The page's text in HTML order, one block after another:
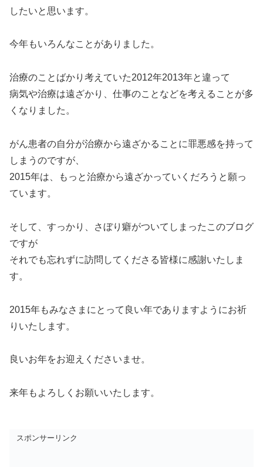
したいと思います。
今年もいろんなことがありました。
治療のことばかり考えていた2012年2013年と違って
病気や治療は遠ざかり、仕事のことなどを考えることが多
くなりました。
がん患者の自分が治療から遠ざかることに罪悪感を持って
しまうのですが、
2015年は、もっと治療から遠ざかっていくだろうと願っ
ています。
そして、すっかり、さぼり癖がついてしまったこのブログ
ですが
それでも忘れずに訪問してくださる皆様に感謝いたしま
す。
2015年もみなさまにとって良い年でありますようにお祈
りいたします。
良いお年をお迎えくださいませ。
来年もよろしくお願いいたします。
スポンサーリンク